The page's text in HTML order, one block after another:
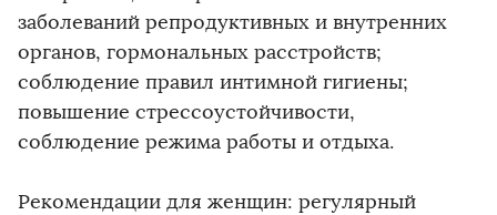
заболеваний репродуктивных и внутренних
органов, гормональных расстройств;
соблюдение правил интимной гигиены;
повышение стрессоустойчивости,
соблюдение режима работы и отдыха.
Рекомендации для женщин: регулярный